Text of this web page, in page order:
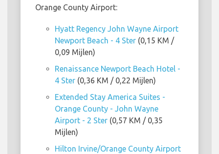
Orange County Airport:
Hyatt Regency John Wayne Airport
Newport Beach - 4 Ster (0,15 KM /
0,09 Mijlen)
Renaissance Newport Beach Hotel -
4 Ster (0,36 KM / 0,22 Mijlen)
Extended Stay America Suites -
Orange County - John Wayne
Airport - 2 Ster (0,57 KM / 0,35
Mijlen)
Hilton Irvine/Orange County Airport